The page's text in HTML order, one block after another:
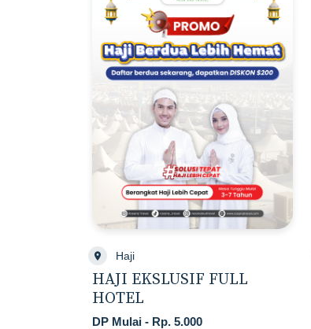
Haji
HAJI EKSLUSIF FULL
HOTEL
DP Mulai - Rp. 5.000